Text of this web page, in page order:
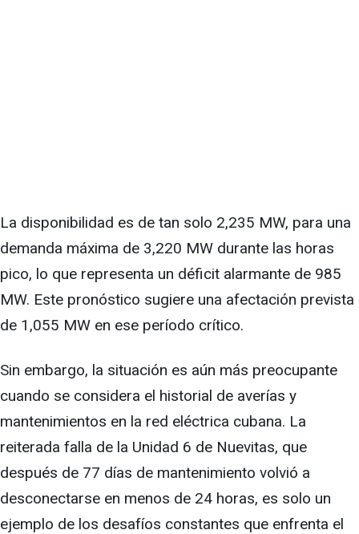
La disponibilidad es de tan solo 2,235 MW, para una
demanda máxima de 3,220 MW durante las horas
pico, lo que representa un déficit alarmante de 985
MW. Este pronóstico sugiere una afectación prevista
de 1,055 MW en ese período crítico.
Sin embargo, la situación es aún más preocupante
cuando se considera el historial de averías y
mantenimientos en la red eléctrica cubana. La
reiterada falla de la Unidad 6 de Nuevitas, que
después de 77 días de mantenimiento volvió a
desconectarse en menos de 24 horas, es solo un
ejemplo de los desafíos constantes que enfrenta el